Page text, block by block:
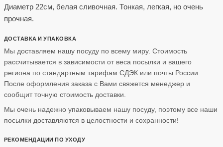
Диаметр 22см, белая сливочная. Тонкая, легкая, но очень
прочная.
ДОСТАВКА И УПАКОВКА
Мы доставляем нашу посуду по всему миру. Стоимость
рассчитывается в зависимости от веса посылки и вашего
региона по стандартным тарифам СДЭК или почты России.
После оформления заказа с Вами свяжется менеджер и
сообщит точную стоимость доставки.
Мы очень надежно упаковываем нашу посуду, поэтому все наши
посылки доставляются в целостности и сохранности!
РЕКОМЕНДАЦИИ ПО УХОДУ